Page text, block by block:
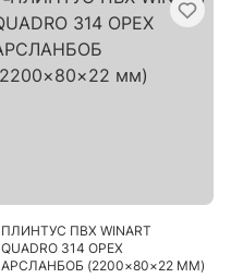
ПЛИНТУС ПВХ WINART
QUADRO 314 ОРЕХ
АРСЛАНБОБ (2200×80×22 ММ)